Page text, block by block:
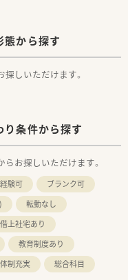
態から探す
しいただけます。
条件から探す
お探しいただけます。
験可
ブランク可
転勤なし
借上社宅あり
教育制度あり
制充実
総合科目